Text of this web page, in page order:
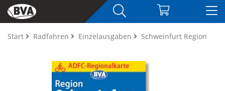
Start Radfahren Einzelausgaben Schweinfurt Region